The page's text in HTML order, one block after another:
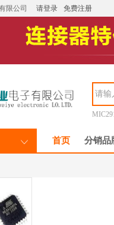
限公司 请登录 免费注册
首页 分销品